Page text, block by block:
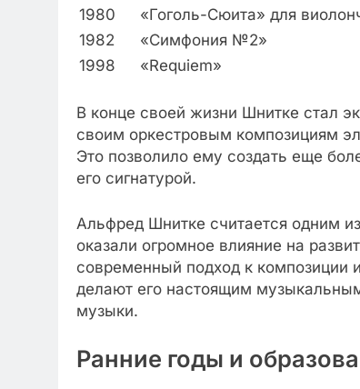
1980
«Гоголь-Сюита» для
1982
«Симфония №2»
1998
«Requiem»
В конце своей жизни Шнитке стал
своим оркестровым композициям
Это позволило ему создать еще
его сигнатурой.
Альфред Шнитке считается одним
оказали огромное влияние на
современный подход к композиции
делают его настоящим
музыки.
Ранние годы и